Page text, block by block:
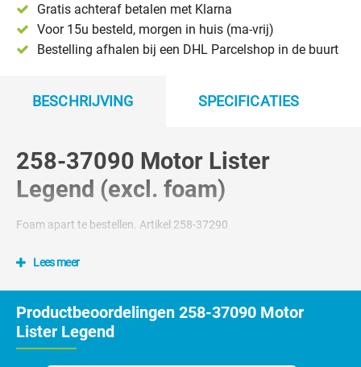
Gratis achteraf betalen met Klarna
Voor 15u besteld, morgen in huis (ma-vrij)
Bestelling afhalen bij een DHL Parcelshop in de buurt
BESCHRIJVING SPECIFICATIES
258-37090 Motor Lister
Legend (excl. foam)
Foam apart te bestellen. Artikel 258-37290
Lees meer
Productbeoordelingen 258-37090 Motor
Lister Legend